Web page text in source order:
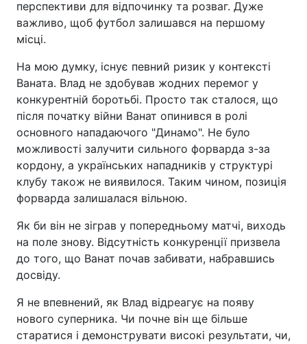
перспективи для відпочинку та розваг. Дуже
важливо, щоб футбол залишався на першому
місці.
На мою думку, існує певний ризик у контексті
Ваната. Влад не здобував жодних перемог у
конкурентній боротьбі. Просто так сталося, що
після початку війни Ванат опинився в ролі
основного нападаючого "Динамо". Не було
можливості залучити сильного форварда з-за
кордону, а українських нападників у структурі
клубу також не виявилося. Таким чином, позиція
форварда залишалася вільною.
Як би він не зіграв у попередньому матчі, виходь
на поле знову. Відсутність конкуренції призвела
до того, що Ванат почав забивати, набравшись
досвіду.
Я не впевнений, як Влад відреагує на появу
нового суперника. Чи почне він ще більше
старатися і демонструвати високі результати, чи,